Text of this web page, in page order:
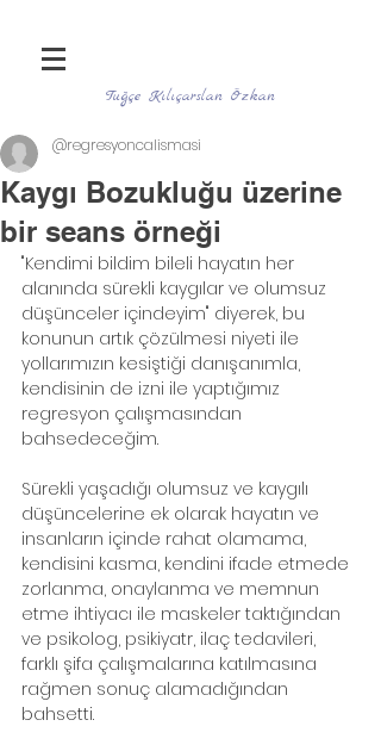
Tuğçe Kılıçarslan Özkan
Kaygı Bozukluğu üzerine
bir seans örneği
@regresyoncalismasi
"Kendimi bildim bileli hayatın her
alanında sürekli kaygılar ve olumsuz
düşünceler içindeyim" diyerek, bu
konunun artık çözülmesi niyeti ile
yollarımızın kesiştiği danışanımla,
kendisinin de izni ile yaptığımız
regresyon çalışmasından
bahsedeceğim.
Sürekli yaşadığı olumsuz ve kaygılı
düşüncelerine ek olarak hayatın ve
insanların içinde rahat olamama,
kendisini kasma, kendini ifade etmede
zorlanma, onaylanma ve memnun
etme ihtiyacı ile maskeler taktığından
ve psikolog, psikiyatr, ilaç tedavileri,
farklı şifa çalışmalarına katılmasına
rağmen sonuç alamadığından
bahsetti.